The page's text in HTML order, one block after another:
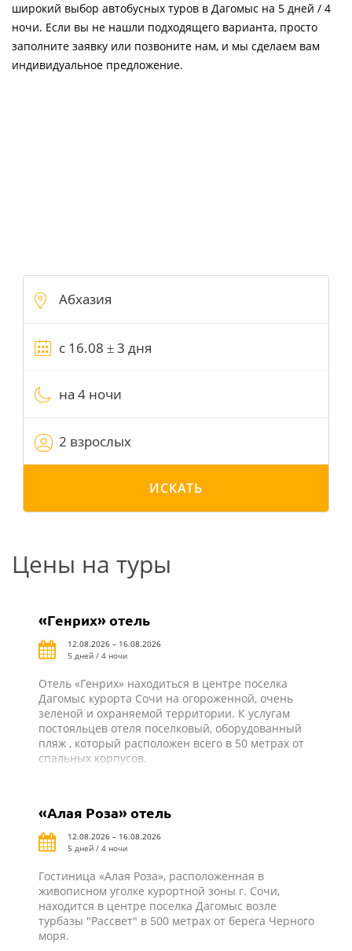
широкий выбор автобусных туров в Дагомыс на 5 дней / 4
ночи. Если вы не нашли подходящего варианта, просто
заполните заявку или позвоните нам, и мы сделаем вам
индивидуальное предложение.
на 4 ночи
2 взрослых
ИСКАТЬ
Цены на туры
«Генрих» отель
12.08.2026 – 16.08.2026
5 дней / 4 ночи
Отель «Генрих» находиться в центре поселка
Дагомыс курорта Сочи на огороженной, очень
зеленой и охраняемой территории. К услугам
постояльцев отеля поселковый, оборудованный
пляж , который расположен всего в 50 метрах от
спальных корпусов.
«Алая Роза» отель
12.08.2026 – 16.08.2026
5 дней / 4 ночи
Гостиница «Алая Роза», расположенная в
живописном уголке курортной зоны г. Сочи,
находится в центре поселка Дагомыс возле
турбазы "Рассвет" в 500 метрах от берега Черного
моря.